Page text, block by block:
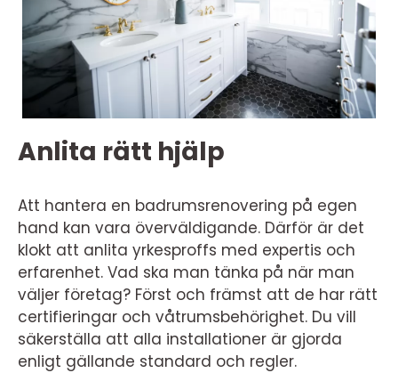
Anlita rätt hjälp
Att hantera en badrumsrenovering på egen
hand kan vara överväldigande. Därför är det
klokt att anlita yrkesproffs med expertis och
erfarenhet. Vad ska man tänka på när man
väljer företag? Först och främst att de har rätt
certifieringar och våtrumsbehörighet. Du vill
säkerställa att alla installationer är gjorda
enligt gällande standard och regler.